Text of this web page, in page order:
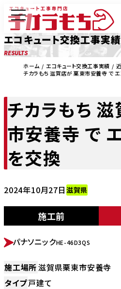
エコキュート交換工事実績
RESULTS
ホーム エコキュート交換工事実績
チカラもち 滋賀店が 栗東市安養寺 で エ
チカラもち
市安養寺 で
を交換
2024年10月27日 滋賀県
施工前
BEFORE
パナソニックHE-46D3QS
施工場所滋賀県栗東市安養寺
タイプ戸建て